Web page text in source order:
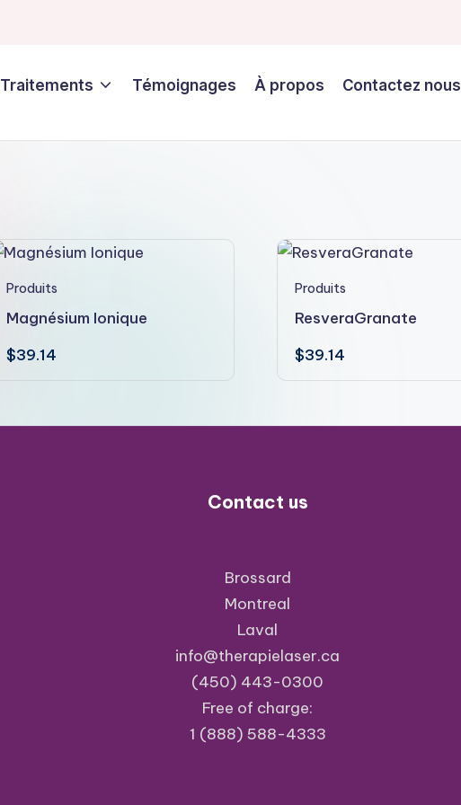
Traitements Témoignages À propos Contactez nous
Produits
Magnésium Ionique
$39.14
Produits
ResveraGranate
$39.14
Contact us
Brossard
Montreal
Laval
info@therapielaser.ca
(450) 443-0300
Free of charge:
1 (888) 588-4333